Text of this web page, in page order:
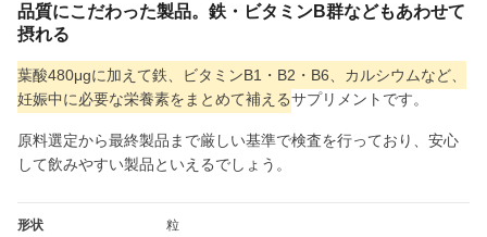
品質にこだわった製品。鉄・ビタミンB群などもあわせて
摂れる
葉酸480μgに加えて鉄、ビタミンB1・B2・B6、カルシウムなど、
妊娠中に必要な栄養素をまとめて補えるサプリメントです。
原料選定から最終製品まで厳しい基準で検査を行っており、安心
して飲みやすい製品といえるでしょう。
形状 粒